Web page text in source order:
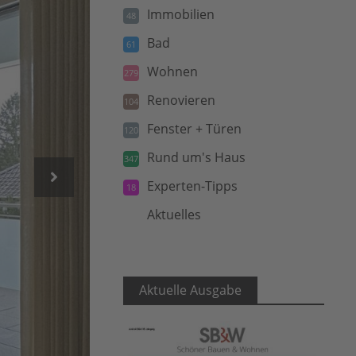
48 Immobilien
61 Bad
279 Wohnen
104 Renovieren
120 Fenster + Türen
347 Rund um's Haus
18 Experten-Tipps
Aktuelles
Aktuelle Ausgabe